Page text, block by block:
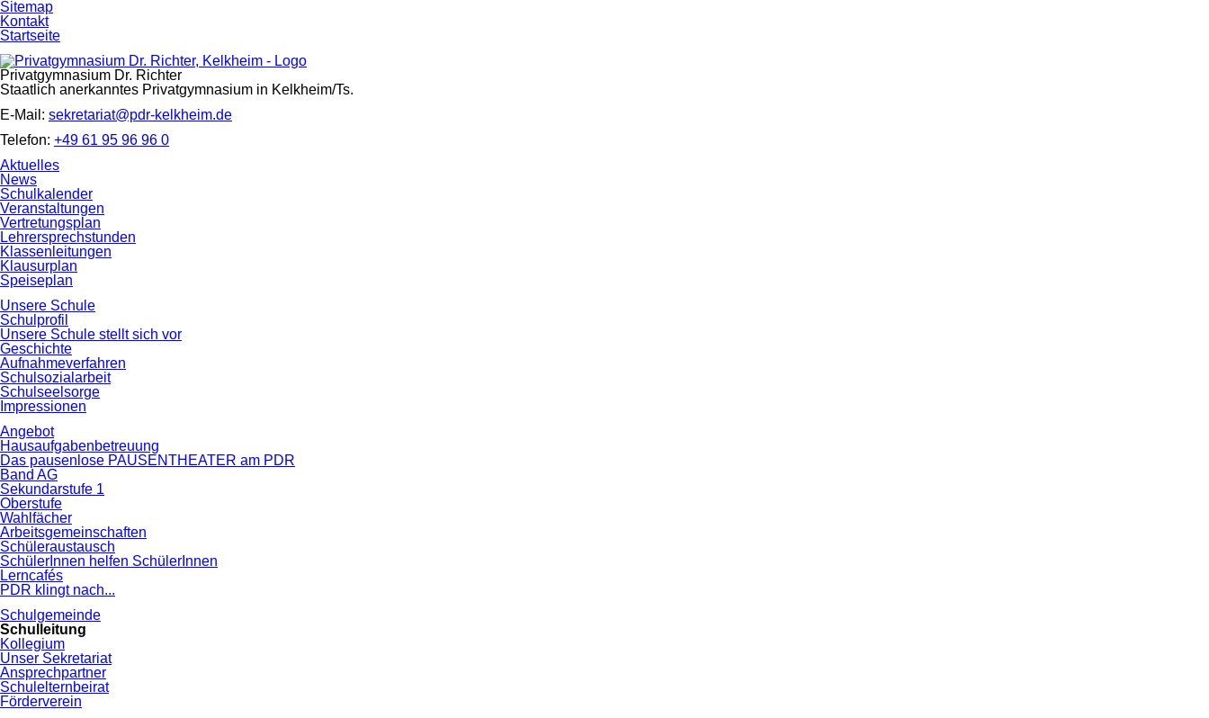
Navigation
überspringen
Sitemap
Kontakt
Startseite
Privatgymnasium Dr. Richter
Staatlich anerkanntes Privatgymnasium in Kelkheim/Ts.
E-Mail: sekretariat@pdr-kelkheim.de
Telefon: +49 61 95 96 96 0
Navigation
überspringen
Aktuelles
News
Schulkalender
Veranstaltungen
Vertretungsplan
Lehrersprechstunden
Klassenleitungen
Klausurplan
Speiseplan
Unsere Schule
Schulprofil
Unsere Schule stellt sich vor
Geschichte
Aufnahmeverfahren
Schulsozialarbeit
Schulseelsorge
Impressionen
Angebot
Hausaufgabenbetreuung
Das pausenlose PAUSENTHEATER am PDR
Band AG
Sekundarstufe 1
Oberstufe
Wahlfächer
Arbeitsgemeinschaften
Schüleraustausch
SchülerInnen helfen SchülerInnen
Lerncafés
PDR klingt nach...
Schulgemeinde
Schulleitung
Kollegium
Unser Sekretariat
Ansprechpartner
Schulelternbeirat
Förderverein